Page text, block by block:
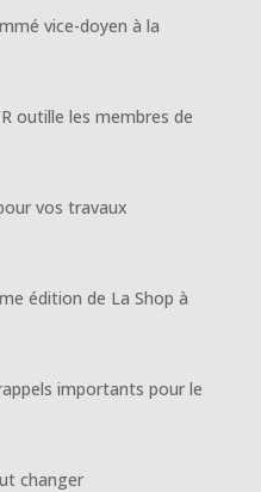
vice-doyen à la
outille les membres de
vos travaux
édition de La Shop à
importants pour le
changer